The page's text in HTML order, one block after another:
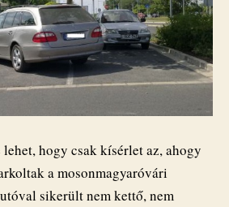
hogy csak kísérlet az, ahogy
a mosonmagyaróvári
sikerült nem kettő, nem